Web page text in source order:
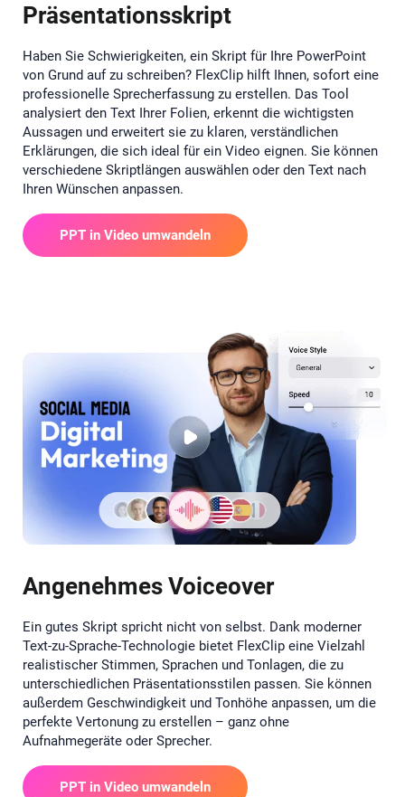
Präsentationsskript
Haben Sie Schwierigkeiten, ein Skript für Ihre PowerPoint
von Grund auf zu schreiben? FlexClip hilft Ihnen, sofort eine
professionelle Sprecherfassung zu erstellen. Das Tool
analysiert den Text Ihrer Folien, erkennt die wichtigsten
Aussagen und erweitert sie zu klaren, verständlichen
Erklärungen, die sich ideal für ein Video eignen. Sie können
verschiedene Skriptlängen auswählen oder den Text nach
Ihren Wünschen anpassen.
PPT in Video umwandeln
Angenehmes Voiceover
Ein gutes Skript spricht nicht von selbst. Dank moderner
Text-zu-Sprache-Technologie bietet FlexClip eine Vielzahl
realistischer Stimmen, Sprachen und Tonlagen, die zu
unterschiedlichen Präsentationsstilen passen. Sie können
außerdem Geschwindigkeit und Tonhöhe anpassen, um die
perfekte Vertonung zu erstellen – ganz ohne
Aufnahmegeräte oder Sprecher.
PPT in Video umwandeln